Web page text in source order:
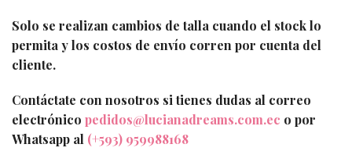
Solo se realizan cambios de talla cuando el stock lo
permita y los costos de envío corren por cuenta del
cliente.
Contáctate con nosotros si tienes dudas al correo
electrónico pedidos@lucianadreams.com.ec o por
Whatsapp al (+593) 959988168